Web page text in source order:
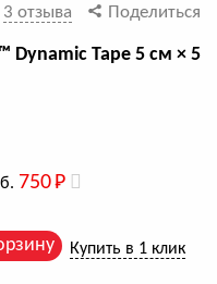
3 отзыва Поделиться
Dynamic Tape 5 см × 5
750Р
Купить в 1 клик